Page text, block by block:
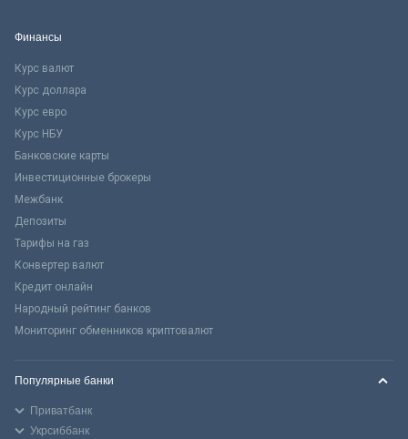
Финансы
Курс валют
Курс доллара
Курс евро
Курс НБУ
Банковские карты
Инвестиционные брокеры
Межбанк
Депозиты
Тарифы на газ
Конвертер валют
Кредит онлайн
Народный рейтинг банков
Мониторинг обменников криптовалют
Популярные банки
Приватбанк
Укрсиббанк